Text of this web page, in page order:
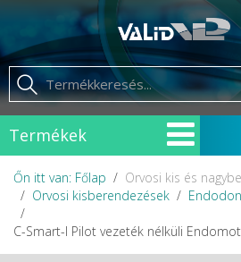
Termékek
Őn itt van: Főlap
Orvosi kis és
Orvosi kisberendezések
C-Smart-I Pilot vezeték nélküli